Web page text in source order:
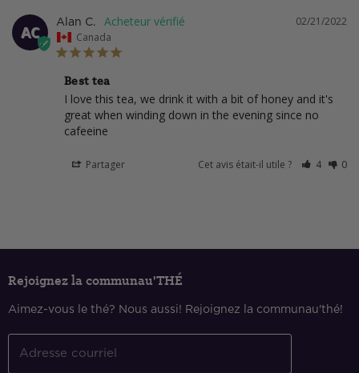
AC
02/21/2022
Alan C.
Canada
Best tea
I love this tea, we drink it with a bit of honey and it's
great when winding down in the evening since no
cafeeine
Partager Cet avis était-il utile ? 4 0
Rejoignez la communau'THÉ
Aimez-vous le thé? Nous aussi! Rejoignez la communau'thé!
Adresse courriel